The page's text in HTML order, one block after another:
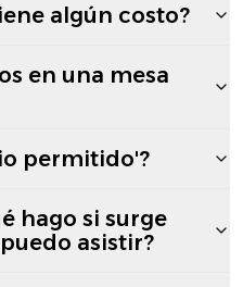
algún costo?
en una mesa
permitido'?
hago si surge
asistir?